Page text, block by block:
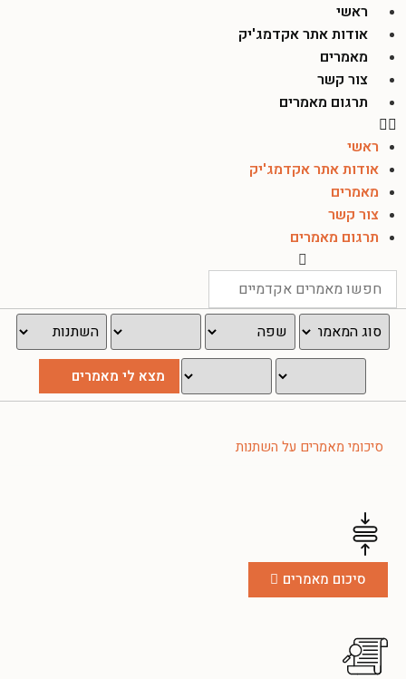
ראשי
אודות אתר אקדמג'יק
מאמרים
צור קשר
תרגום מאמרים
ראשי
אודות אתר אקדמג'יק
מאמרים
צור קשר
תרגום מאמרים
סיכומי מאמרים על השתנות
סיכום מאמרים